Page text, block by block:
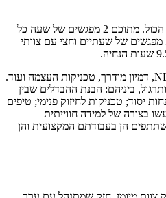
בסך הכול. מתוכם 2 מפגשים של שעה כל
אחד עם צוות ניהול ביה"ס, ועוד 3 מפגשים של שעתיים וחצי עם צוותי
במפגשים אביא כלים מעולם ה NLP, דמיון מודרך, טכניקות העצמה ועוד.
ביניהם: הבנת ההבדלים שבין
יסוד; טכניקות לחיזוק פנימי; טיפים
בצורה של למידה חווייתית
הן בעבודתם המקצועית והן